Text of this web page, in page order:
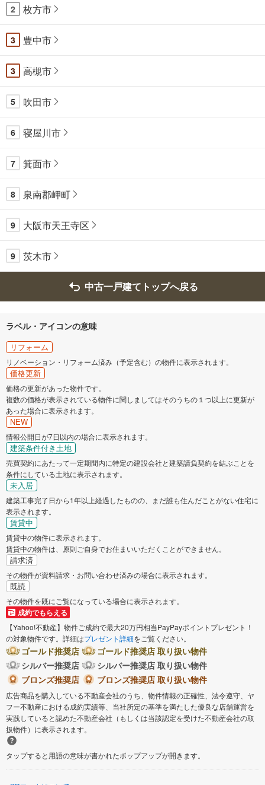
2 枚方市
3 豊中市
3 高槻市
5 吹田市
6 寝屋川市
7 箕面市
8 泉南郡岬町
9 大阪市天王寺区
9 茨木市
中古一戸建てトップへ戻る
ラベル・アイコンの意味
リフォーム
リノベーション・リフォーム済み（予定含む）の物件に表示されます。
価格更新
価格の更新があった物件です。
複数の価格が表示されている物件に関しましてはそのうちの１つ以上に更新が
あった場合に表示されます。
NEW
情報公開日が7日以内の場合に表示されます。
建築条件付き土地
売買契約にあたって一定期間内に特定の建設会社と建築請負契約を結ぶことを
条件にしている土地に表示されます。
未入居
建築工事完了日から1年以上経過したものの、まだ誰も住んだことがない住宅に
表示されます。
賃貸中
賃貸中の物件に表示されます。
賃貸中の物件は、原則ご自身でお住まいいただくことができません。
請求済
その物件が資料請求・お問い合わせ済みの場合に表示されます。
既読
その物件を既にご覧になっている場合に表示されます。
成約でもらえる
【Yahoo!不動産】物件ご成約で最大20万円相当PayPayポイントプレゼント！
の対象物件です。詳細はプレゼント詳細をご覧ください。
ゴールド推奨店
ゴールド推奨店 取り扱い物件
シルバー推奨店
シルバー推奨店 取り扱い物件
ブロンズ推奨店
ブロンズ推奨店 取り扱い物件
広告商品を購入している不動産会社のうち、物件情報の正確性、法令遵守、ヤ
フー不動産における成約実績等、当社所定の基準を満たした優良な店舗運営を
実践していると認めた不動産会社（もしくは当該認定を受けた不動産会社の取
扱物件）に表示されます。
タップすると用語の意味が書かれたポップアップが開きます。